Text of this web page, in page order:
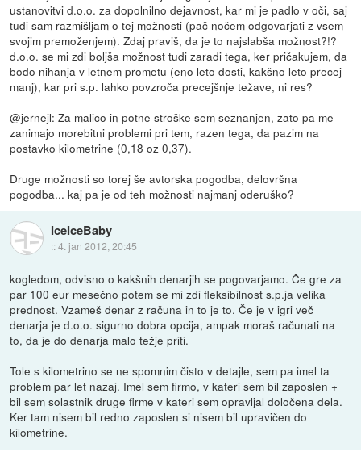
ustanovitvi d.o.o. za dopolnilno dejavnost, kar mi je padlo v oči, saj
tudi sam razmišljam o tej možnosti (pač nočem odgovarjati z vsem
svojim premoženjem). Zdaj praviš, da je to najslabša možnost?!?
d.o.o. se mi zdi boljša možnost tudi zaradi tega, ker pričakujem, da
bodo nihanja v letnem prometu (eno leto dosti, kakšno leto precej
manj), kar pri s.p. lahko povzroča precejšnje težave, ni res?
@jernejl: Za malico in potne stroške sem seznanjen, zato pa me
zanimajo morebitni problemi pri tem, razen tega, da pazim na
postavko kilometrine (0,18 oz 0,37).
Druge možnosti so torej še avtorska pogodba, delovršna
pogodba... kaj pa je od teh možnosti najmanj oderuško?
IceIceBaby
::4. jan 2012, 20:45
kogledom, odvisno o kakšnih denarjih se pogovarjamo. Če gre za
par 100 eur mesečno potem se mi zdi fleksibilnost s.p.ja velika
prednost. Vzameš denar z računa in to je to. Če je v igri več
denarja je d.o.o. sigurno dobra opcija, ampak moraš računati na
to, da je do denarja malo težje priti.
Tole s kilometrino se ne spomnim čisto v detajle, sem pa imel ta
problem par let nazaj. Imel sem firmo, v kateri sem bil zaposlen +
bil sem solastnik druge firme v kateri sem opravljal določena dela.
Ker tam nisem bil redno zaposlen si nisem bil upravičen do
kilometrine.